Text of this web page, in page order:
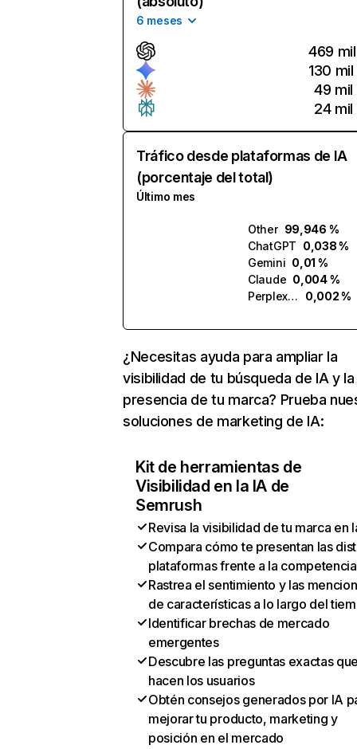
6 meses
469 mil
130 mil
49 mil
24 mil
Tráfico desde plataformas de IA
(porcentaje del total)
Último mes
Other 99,946 %
ChatGPT 0,038 %
Gemini 0,01 %
Claude 0,004 %
Perplexity
0,002 %
¿Necesitas ayuda para ampliar la
visibilidad de tu búsqueda de IA y la
presencia de tu marca? Prueba
soluciones de marketing de IA:
Kit de herramientas de
Visibilidad en la IA de
Semrush
Revisa la visibilidad de tu marca en
Compara cómo te presentan las
plataformas frente a la competencia
Rastrea el sentimiento y las
de características a lo largo del
Identificar brechas de mercado
emergentes
Descubre las preguntas exactas
hacen los usuarios
Obtén consejos generados por IA
mejorar tu producto, marketing y
posición en el mercado